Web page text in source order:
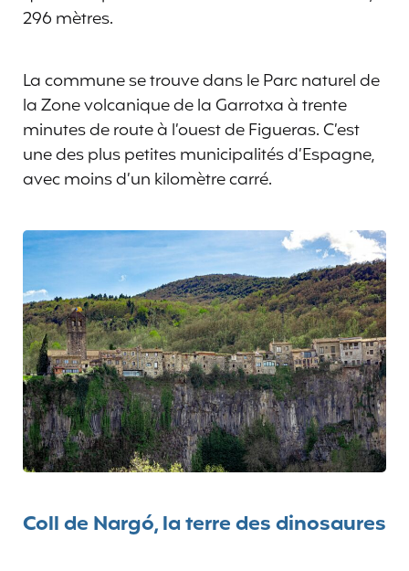
296 mètres.
La commune se trouve dans le Parc naturel de
la Zone volcanique de la Garrotxa à trente
minutes de route à l’ouest de Figueras. C’est
une des plus petites municipalités d’Espagne,
avec moins d’un kilomètre carré.
Coll de Nargó, la terre des dinosaures